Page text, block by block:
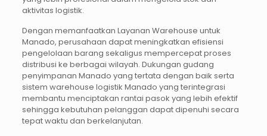
aktivitas logistik.
Dengan memanfaatkan Layanan Warehouse untuk
Manado, perusahaan dapat meningkatkan efisiensi
pengelolaan barang sekaligus mempercepat proses
distribusi ke berbagai wilayah. Dukungan gudang
penyimpanan Manado yang tertata dengan baik serta
sistem warehouse logistik Manado yang terintegrasi
membantu menciptakan rantai pasok yang lebih efektif
sehingga kebutuhan pelanggan dapat dipenuhi secara
tepat waktu dan berkelanjutan.